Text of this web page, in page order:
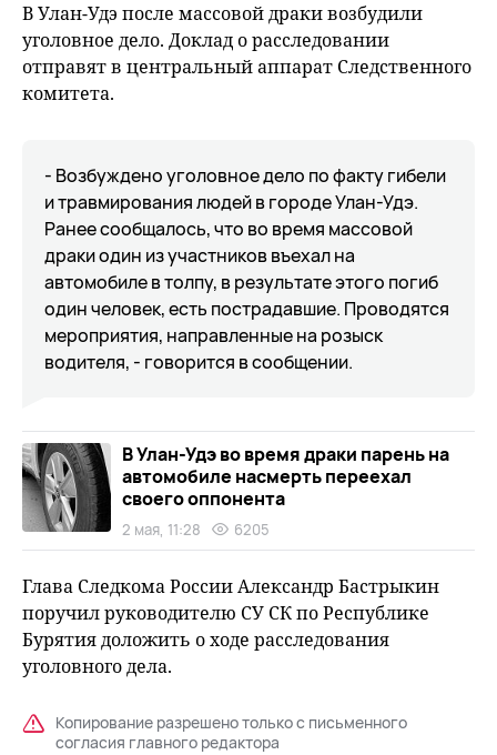
В Улан-Удэ после массовой драки возбудили
уголовное дело. Доклад о расследовании
отправят в центральный аппарат Следственного
комитета.
- Возбуждено уголовное дело по факту гибели
и травмирования людей в городе Улан-Удэ.
Ранее сообщалось, что во время массовой
драки один из участников въехал на
автомобиле в толпу, в результате этого погиб
один человек, есть пострадавшие. Проводятся
мероприятия, направленные на розыск
водителя, - говорится в сообщении.
В Улан-Удэ во время драки парень на
автомобиле насмерть переехал
своего оппонента
2 мая, 11:28 6205
Глава Следкома России Александр Бастрыкин
поручил руководителю СУ СК по Республике
Бурятия доложить о ходе расследования
уголовного дела.
Копирование разрешено только с письменного
согласия главного редактора